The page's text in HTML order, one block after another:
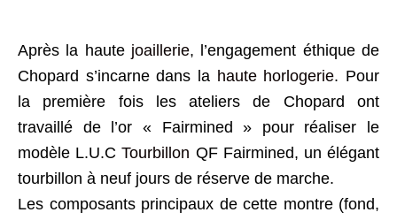
Après la haute joaillerie, l’engagement éthique de
Chopard s’incarne dans la haute horlogerie. Pour
la première fois les ateliers de Chopard ont
travaillé de l’or « Fairmined » pour réaliser le
modèle L.U.CTourbillon QF Fairmined, un élégant
tourbillon à neuf jours de réserve de marche.
Les composants principaux de cette montre (fond,